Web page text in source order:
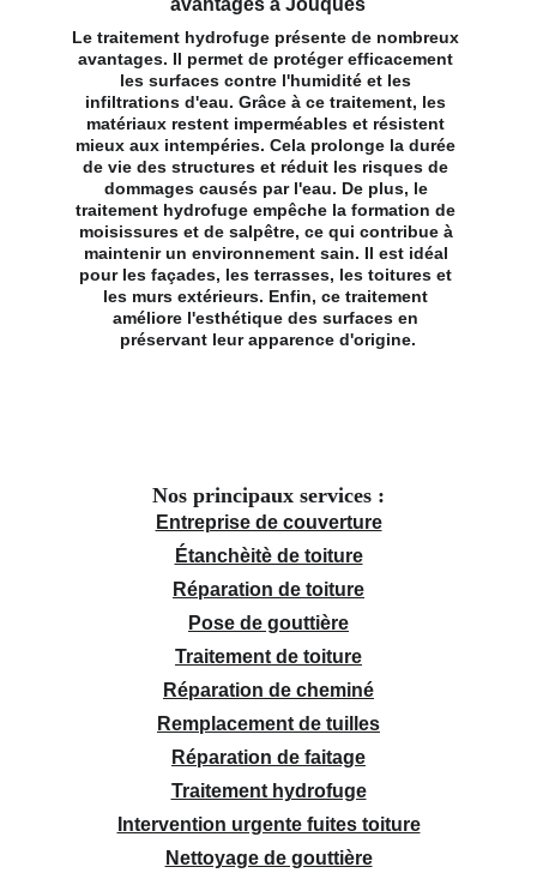
avantages à Jouques
Le traitement hydrofuge présente de nombreux
avantages. Il permet de protéger efficacement
les surfaces contre l'humidité et les
infiltrations d'eau. Grâce à ce traitement, les
matériaux restent imperméables et résistent
mieux aux intempéries. Cela prolonge la durée
de vie des structures et réduit les risques de
dommages causés par l'eau. De plus, le
traitement hydrofuge empêche la formation de
moisissures et de salpêtre, ce qui contribue à
maintenir un environnement sain. Il est idéal
pour les façades, les terrasses, les toitures et
les murs extérieurs. Enfin, ce traitement
améliore l'esthétique des surfaces en
préservant leur apparence d'origine.
Nos principaux services :
Entreprise de couverture
Étanchèitè de toiture
Réparation de toiture
Pose de gouttière
Traitement de toiture
Réparation de cheminé
Remplacement de tuilles
Réparation de faitage
Traitement hydrofuge
Intervention urgente fuites toiture
Nettoyage de gouttière